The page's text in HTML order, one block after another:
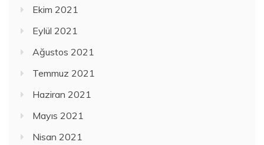
Ekim 2021
Eylül 2021
Ağustos 2021
Temmuz 2021
Haziran 2021
Mayıs 2021
Nisan 2021